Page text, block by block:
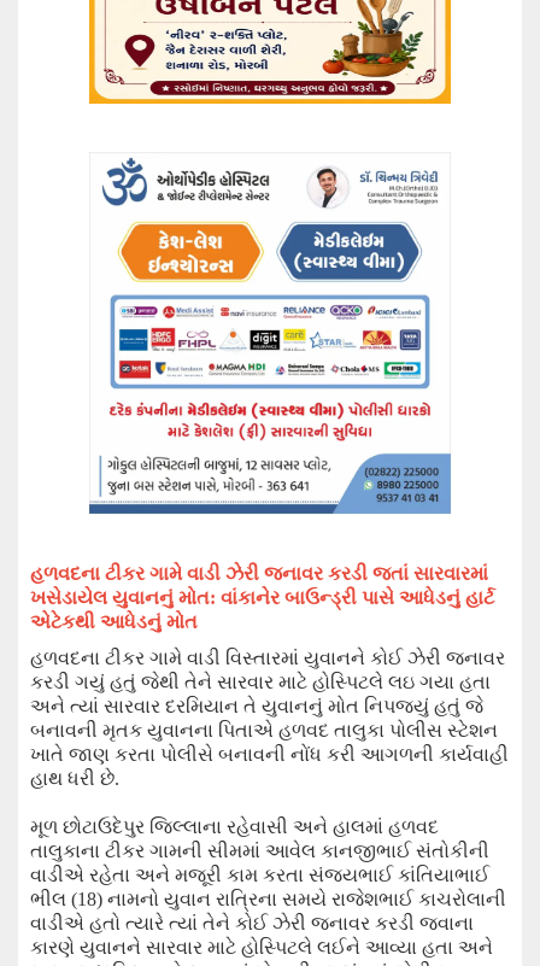
હળવદના ટીકર ગામે વાડી ઝેરી જનાવર કરડી જતાં સારવારમાં
ખસેડાયેલ યુવાનનું મોત: વાંકાનેર બાઉન્ડ્રી પાસે આધેડનું હાર્ટ
એટેકથી આધેડનું મોત
હળવદના ટીકર ગામે વાડી વિસ્તારમાં યુવાનને કોઈ ઝેરી જનાવર
કરડી ગયું હતું જેથી તેને સારવાર માટે હોસ્પિટલે લઇ ગયા હતા
અને ત્યાં સારવાર દરમિયાન તે યુવાનનું મોત નિપજ્યું હતું જે
બનાવની મૃતક યુવાનના પિતાએ હળવદ તાલુકા પોલીસ સ્ટેશન
ખાતે જાણ કરતા પોલીસે બનાવની નોંધ કરી આગળની કાર્યવાહી
હાથ ધરી છે.
મૂળ છોટાઉદેપુર જિલ્લાના રહેવાસી અને હાલમાં હળવદ
તાલુકાના ટીકર ગામની સીમમાં આવેલ કાનજીભાઈ સંતોકીની
વાડીએ રહેતા અને મજૂરી કામ કરતા સંજયભાઈ કાંતિયાભાઈ
ભીલ (18) નામનો યુવાન રાત્રિના સમયે રાજેશભાઈ કાચરોલાની
વાડીએ હતો ત્યારે ત્યાં તેને કોઈ ઝેરી જનાવર કરડી જવાના
કારણે યુવાનને સારવાર માટે હોસ્પિટલે લઈને આવ્યા હતા અને